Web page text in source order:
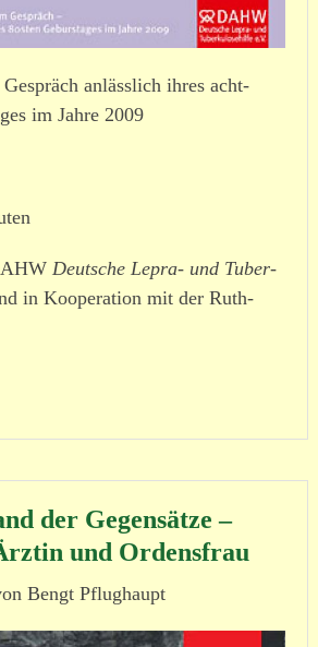
anlässlich ihres acht­
im Jahre 2009
Deutsche Lepra- und Tuber­
in Kooperation mit der Ruth-
der Gegensätze –
und Ordensfrau
Bengt Pflughaupt